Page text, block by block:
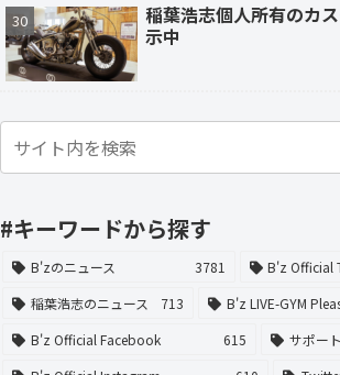
稲葉浩志個人所有のカ
示中
#キーワードから探す
B'zのニュース 3781 B'z Official
稲葉浩志のニュース
713 B'z LIVE-GYM
B'z Official Facebook
615 サポー